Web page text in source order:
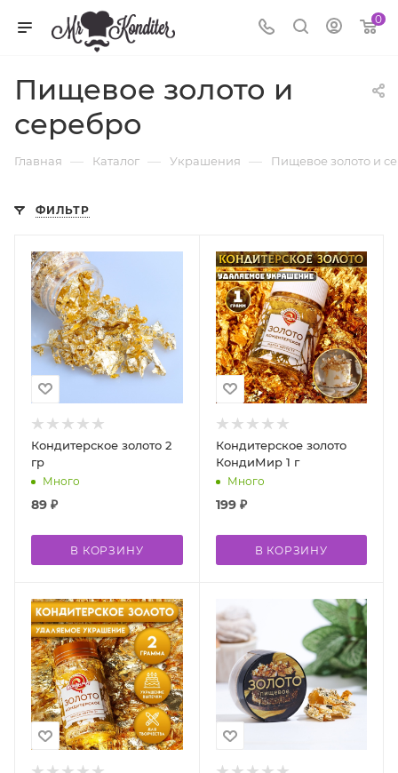
0
Пищевое золото и
серебро
Главная — Каталог — Украшения — Пищевое золото и
ФИЛЬТР
Кондитерское золото 2
гр
Много
89 ₽
В КОРЗИНУ
Кондитерское золото
КондиМир 1 г
Много
199₽
В КОРЗИНУ